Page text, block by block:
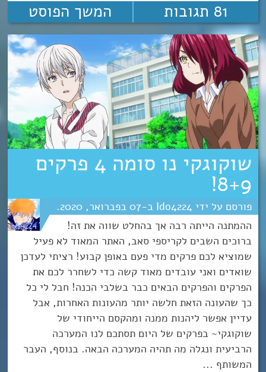
81 תגובות המשך הפוסט
שוקוגקי נו סומה 4 פרקים
8+9!
Ido4224
07 פברואר 2020
ההמתנה הייתה רבה אך בהחלט שווה את זה!
ברוכים השבים לקריספי סאב, האתר המאוד לא פעיל
שמוציא לכם פרקים מדי פעם באופן קבוע! רציתי לעדכן
שואדים ואני עובדים מאוד קשה כדי לשחרר לכם את
הפרקים והפרקים הבאים כבר בשלבי הכנה! חבל לי כל
כך שהעונה הזאת חלשה יותר מהעונות האחרות, אבל
עדיין אפשר ליהנות ממנה ומהקסם הייחודי של
שוקוגקי~ בפרקים של היום תסתכם לנו המערכה
הרביעית ונגלה מה תהיה המערכה הבאה. בנוסף, העבר
המשותף ...